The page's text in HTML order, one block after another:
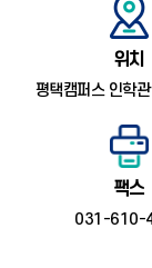
위치
평택캠퍼스 인학
팩스
031-610-